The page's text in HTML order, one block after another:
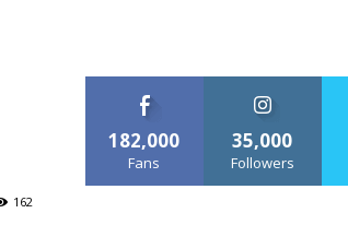
162
182,000
Fans
35,000
Followers